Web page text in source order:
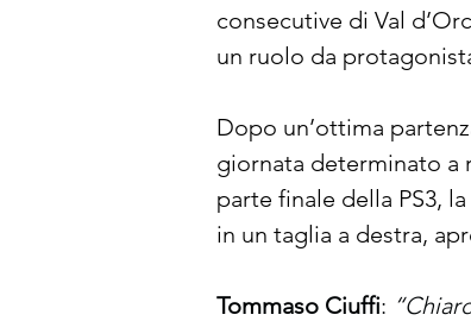
consecutive di Val
un ruolo da
Dopo un’ottima
giornata determinato a
parte finale della PS3,
in un taglia a destra,
Tommaso Ciuffi: